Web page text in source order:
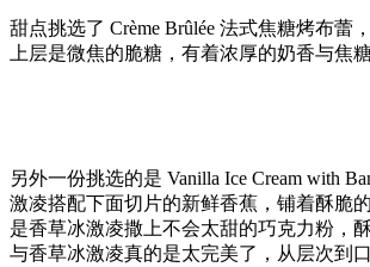
甜点挑选了 Crème Brûlée 法式焦糖烤布蕾‬
上层是微焦的脆糖，有着浓厚的奶香与焦
另外一份挑选的是 Vanilla Ice Cream with
激凌搭配下面切片的新鲜香蕉，铺着酥脆
是香草冰激凌撒上不会太甜的巧克力粉，
与香草冰激凌真的是太完美了，从层次到